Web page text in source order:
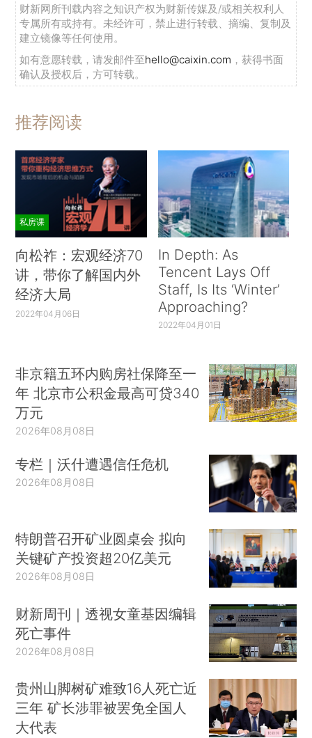
财新网所刊载内容之知识产权为财新传媒及/或相关权利人
专属所有或持有。未经许可，禁止进行转载、摘编、复制及
建立镜像等任何使用。
如有意愿转载，请发邮件至hello@caixin.com ，获得书面
确认及授权后，方可转载。
推荐阅读
私房课
向松祚：宏观经济70
讲，带你了解国内外
经济大局
2022年04月06日
In Depth: As
Tencent Lays Off
Staff, Is Its ‘Winter’
Approaching?
2022年04月01日
非京籍五环内购房社保降至一
年 北京市公积金最高可贷340
万元
2026年08月08日
专栏｜沃什遭遇信任危机
2026年08月08日
特朗普召开矿业圆桌会 拟向
关键矿产投资超20亿美元
2026年08月08日
财新周刊｜透视女童基因编辑
死亡事件
2026年08月08日
贵州山脚树矿难致16人死亡近
三年 矿长涉罪被罢免全国人
大代表